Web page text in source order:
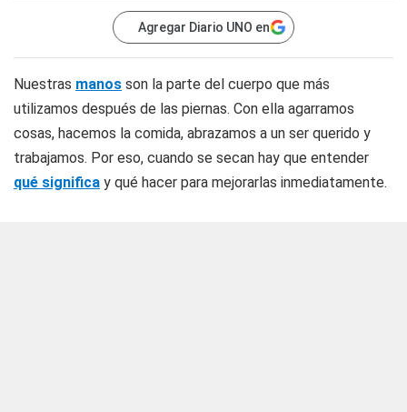
Agregar Diario UNO en
Nuestras manos son la parte del cuerpo que más
utilizamos después de las piernas. Con ella agarramos
cosas, hacemos la comida, abrazamos a un ser querido y
trabajamos. Por eso, cuando se secan hay que entender
qué significa y qué hacer para mejorarlas inmediatamente.